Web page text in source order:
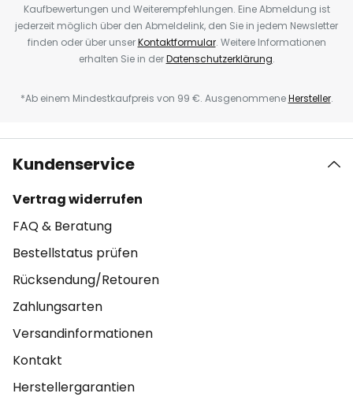
Kaufbewertungen und Weiterempfehlungen. Eine Abmeldung ist
jederzeit möglich über den Abmeldelink, den Sie in jedem Newsletter
finden oder über unserKontaktformular. Weitere Informationen
erhalten Sie in derDatenschutzerklärung.
*Ab einem Mindestkaufpreis von 99 €. AusgenommeneHersteller.
Kundenservice
Vertrag widerrufen
FAQ & Beratung
Bestellstatus prüfen
Rücksendung/Retouren
Zahlungsarten
Versandinformationen
Kontakt
Herstellergarantien